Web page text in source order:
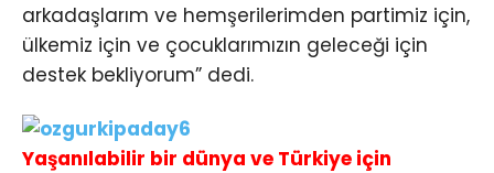
arkadaşlarım ve hemşerilerimden partimiz için,
ülkemiz için ve çocuklarımızın geleceği için
destek bekliyorum” dedi.
Yaşanılabilir bir dünya ve Türkiye için